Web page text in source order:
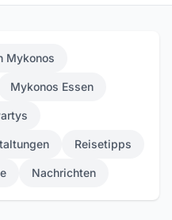
Mykonos
Mykonos Essen
Reisetipps
Nachrichten